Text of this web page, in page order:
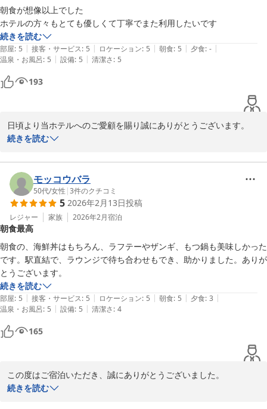
ご宿泊のひとときの中で、このような特別な食の体験をお楽しみい
ただけたことは、私どもにとって何よりの喜びでございます。「倍
得した気分」とのお言葉も、大きな励みとなります。
これからも皆様にご満足いただけるお料理と心地よいご滞在をご提
供できるよう努めてまいります。ぜひまたご家族でお越しください
ベッセルイン高田馬場駅前　幸本
ベッセルイン高田馬場駅前（新宿・池袋）
2026-03-10
朝食が想像以上でした
ホテルの方々もとても優しくて丁寧でまた利用したいです
続きを読む
部屋: 5 | 接客・サービス: 5 | ロケーション: 5 | 朝食: 5 | 夕食: - |
温泉・お風呂: 5 | 設備: 5 | 清潔さ: 5
193
日頃より当ホテルへのご愛顧を賜り誠にありがとうございます。
身に余るお言葉を頂戴し大変恐縮です。
これからも親切で丁寧な対応を心がけて参ります。
今後も多くの方に選ばれるホテルになるよう取り組んでまいりま
す。
お客様の又のご来館を心よりお待ち申し上げます。
ベッセルイン高田馬場駅前　フロント野口
ベッセルイン高田馬場駅前（新宿・池袋）
2026-03-30
続きを読む
モッコウバラ
50代/女性 |3件のクチコミ
5 2026年2月13日投稿
レジャー 家族 2026年2月宿泊
朝食最高
朝食の、海鮮丼はもちろん、ラフテーやザンギ、もつ鍋も美味しかった
です。駅直結で、ラウンジで待ち合わせもでき、助かりました。ありが
とうございます。
続きを読む
部屋: 5 | 接客・サービス: 5 | ロケーション: 5 | 朝食: 5 | 夕食: 3 |
温泉・お風呂: 5 | 設備: 5 | 清潔さ: 4
165
この度はご宿泊いただき、誠にありがとうございました。
また、朝食につきまして温かいお言葉をお寄せいただき、大変嬉し
続きを読む